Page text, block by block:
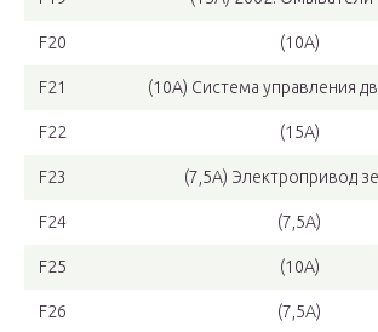
F20 (10А)
F21 (10А) Система управления
F22 (15А)
F23 (7,5А) Электропривод
F24 (7,5А)
F25 (10А)
F26 (7,5А)